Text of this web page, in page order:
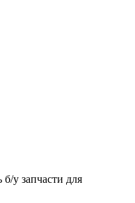
у запчасти для